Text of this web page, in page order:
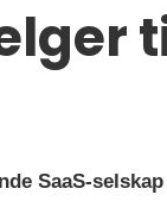
SaaS-